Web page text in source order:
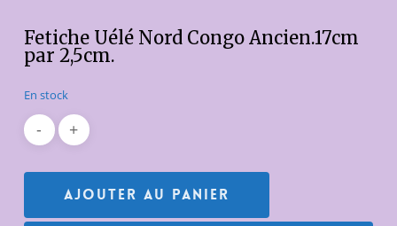
Fetiche Uélé Nord Congo Ancien.17cm
par 2,5cm.
En stock
Ajouter Au Panier